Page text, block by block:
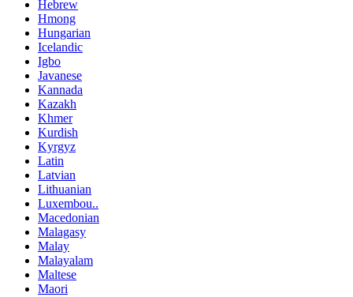
Hebrew
Hmong
Hungarian
Icelandic
Igbo
Javanese
Kannada
Kazakh
Khmer
Kurdish
Kyrgyz
Latin
Latvian
Lithuanian
Luxembou..
Macedonian
Malagasy
Malay
Malayalam
Maltese
Maori